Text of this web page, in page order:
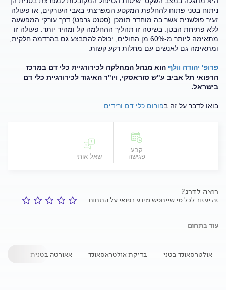
ניתוח בטני פתוח להחלפת המקטע המפרצתי באבי העורקים, או פעולה
זעיר פולשנית אשר בה מוחדר תומכן (סטנט גרפט) דרך עורקי המפשעה
ללא פתיחת הבטן. בשיטה זו תהליך ההחלמה קל ומהיר יותר. פעולה זו
מתאימה ליותר מ-60% מן החולים, יכולה להתבצע גם בהרדמה חלקית,
ומתאימה גם לאנשים עם מחלות רקע קשות.
פרופ' יהודה וולף הוא מנהל המחלקה לכירורגיית כלי דם במרכז
הרפואי תל אביב ע"ש סוראסקי, ויו"ר האיגוד לכירורגיית כלי דם
בישראל.
בואו לדבר על זה בפורום כלי דם ורידים
קבע
פגישה
שאל אותי
רוצה לדרג?
זה יעזור לכל מי שייחפש מידע רפואי על התחום
עוד בתחום
אולטרסאונד בטני בדיקת אולטראסאונד אאורטה בטנית